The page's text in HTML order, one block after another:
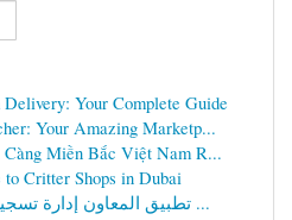
Your Complete Guide
Your Amazing Marketp...
Miền Bắc Việt Nam R...
Critter Shops in Dubai
تطبيق المعاون إدارة تسجيل الحضور والانصراف ...